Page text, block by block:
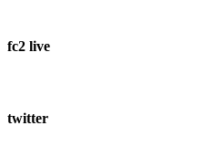
fc2 live
twitter